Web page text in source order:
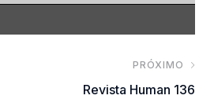
PRÓXIMO
Revista Human 136